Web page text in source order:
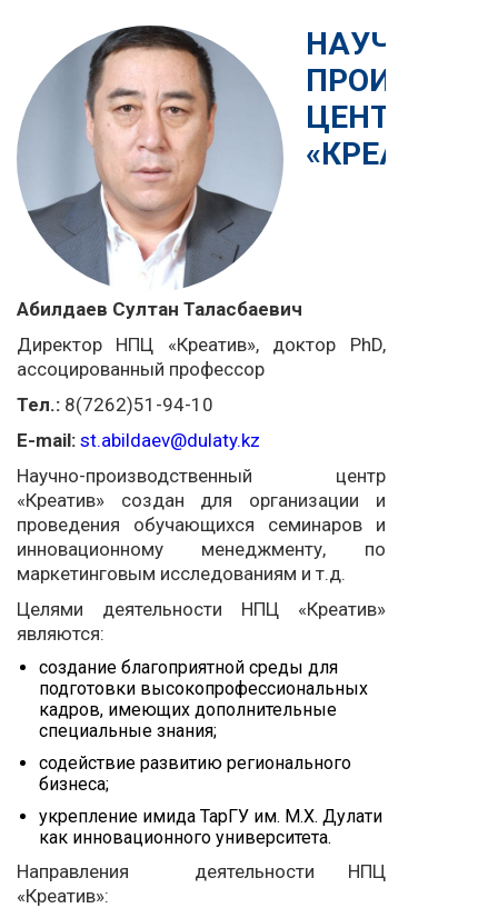
НАУЧНО-
ЦЕНТР
«КРЕАТИВ»
Абилдаев Султан Таласбаевич
Директор НПЦ «Креатив», доктор PhD,
ассоцированный профессор
Тел.: 8(7262)51-94-10
E-mail: st.abildaev@dulaty.kz
Научно-производственный центр
«Креатив» создан для организации и
проведения обучающихся семинаров и
инновационному менеджменту, по
маркетинговым исследованиям и т.д.
Целями деятельности НПЦ «Креатив»
являются:
создание благоприятной среды для
подготовки высокопрофессиональных
кадров, имеющих дополнительные
специальные знания;
содействие развитию регионального
бизнеса;
укрепление имида ТарГУ им. М.Х. Дулати
как инновационного университета.
Направления деятельности НПЦ
«Креатив»: